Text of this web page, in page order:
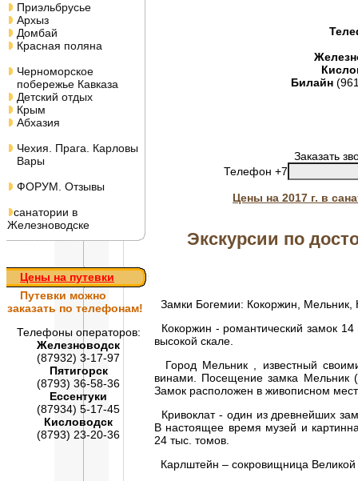
Приэльбрусье
Архыз
Домбай
Красная поляна
Черноморское
побережье Кавказа
Детский отдых
Крым
Абхазия
Чехия. Прага. Карловы
Вары
ФОРУМ. Отзывы
санатории в
Железноводске
Цены на путевки
Путевки можно
заказать по телефонам!
Телефоны операторов:
Железноводск
(87932) 3-17-97
Пятигорск
(8793) 36-58-36
Ессентуки
(87934) 5-17-45
Кисловодск
(8793) 23-20-36
Билайн
Заказать
Телефон +7
Цены на 2017 г. в
Экскурсии по
Замки Богемии: Кокоржин, Мельник,
Кокоржин - романтический замок
высокой скале.
Город Мельник , известный
винами. Посещение замка Мельник
Замок расположен в живописном
Кривоклат - один из древнейших
В настоящее время музей и
24 тыс. томов.
Карлштейн – сокровищница